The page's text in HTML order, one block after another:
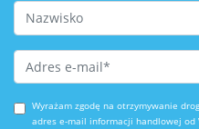
Last Name
Email Address *
Wyrażam zgodę na otrzymywanie
adres e-mail informacji handlowej od